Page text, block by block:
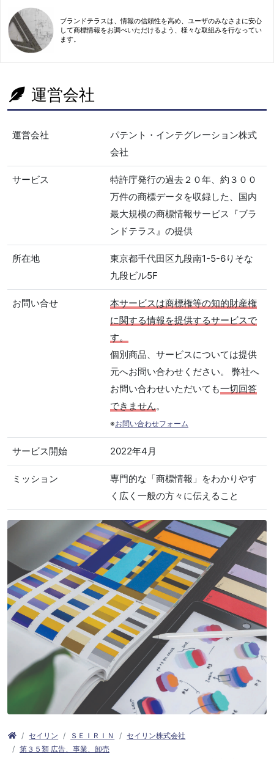
ブランドテラスは、情報の信頼性を高め、ユーザのみなさまに安心
して商標情報をお調べいただけるよう、様々な取組みを行なってい
ます。
運営会社
運営会社
パテント・インテグレーション株式
会社
サービス
特許庁発行の過去２０年、約３００
万件の商標データを収録した、国内
最大規模の商標情報サービス『ブラ
ンドテラス』の提供
所在地
東京都千代田区九段南1-5-6りそな
九段ビル5F
お問い合せ
本サービスは商標権等の知的財産権
に関する情報を提供するサービスで
す。
個別商品、サービスについては提供
元へお問い合わせください。 弊社へ
お問い合わせいただいても一切回答
できません。
※お問い合わせフォーム
サービス開始 2022年4月
ミッション
専門的な「商標情報」をわかりやす
く広く一般の方々に伝えること
セイリン ＳＥＩＲＩＮ
セイリン株式会社
第３５類 広告、事業、卸売